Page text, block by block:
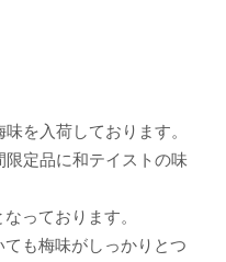
を入荷しております。
定品に和テイストの味
っております。
も梅味がしっかりとつ